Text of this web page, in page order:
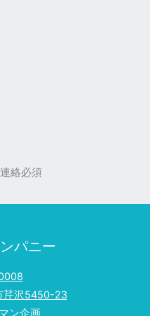
絡必須
パニー
芹沢5450-23
ン企画